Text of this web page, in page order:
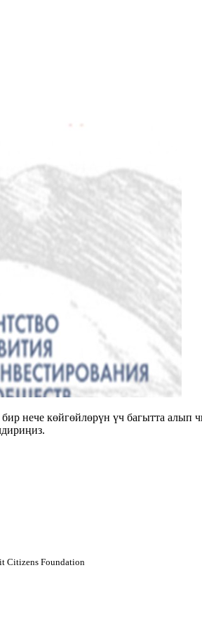
нече көйгөйлөрүн үч багытта алып
Citizens Foundation